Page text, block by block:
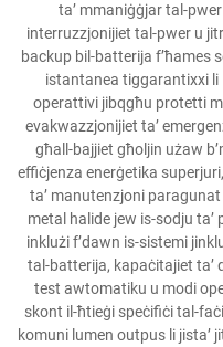
ta’ mmaniġġjar tal-
interruzzjonijiet tal-pwer u
backup bil-batterija f’ħames
istantanea tiggarantixxi
operattivi jibqgħu protetti
evakwazzjonijiet ta’
għall-bajjiet għoljin użaw
effiċjenza enerġetika
ta’ manutenzjoni
metal halide jew is-sodju
inklużi f’dawn is-sistemi
tal-batterija, kapaċitajiet ta’
test awtomatiku u modi
skont il-ħtieġi speċifiċi tal-
komuni lumen outpus li jista’